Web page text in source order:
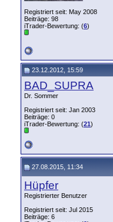
Registriert seit: May 2008
Beiträge: 98
iTrader-Bewertung: (6)
23.12.2012, 15:59
BAD_SUPRA
Dr. Sommer
Registriert seit: Jan 2003
Beiträge: 0
iTrader-Bewertung: (21)
27.08.2015, 11:34
Hüpfer
Registrierter Benutzer
Registriert seit: Jul 2015
Beiträge: 6